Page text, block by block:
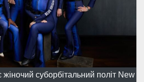
суборбітальний політ New